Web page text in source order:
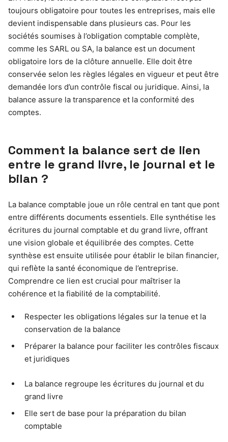
toujours obligatoire pour toutes les entreprises, mais elle
devient indispensable dans plusieurs cas. Pour les
sociétés soumises à l’obligation comptable complète,
comme les SARL ou SA, la balance est un document
obligatoire lors de la clôture annuelle. Elle doit être
conservée selon les règles légales en vigueur et peut être
demandée lors d’un contrôle fiscal ou juridique. Ainsi, la
balance assure la transparence et la conformité des
comptes.
Comment la balance sert de lien
entre le grand livre, le journal et le
bilan ?
La balance comptable joue un rôle central en tant que pont
entre différents documents essentiels. Elle synthétise les
écritures du journal comptable et du grand livre, offrant
une vision globale et équilibrée des comptes. Cette
synthèse est ensuite utilisée pour établir le bilan financier,
qui reflète la santé économique de l’entreprise.
Comprendre ce lien est crucial pour maîtriser la
cohérence et la fiabilité de la comptabilité.
Respecter les obligations légales sur la tenue et la
conservation de la balance
Préparer la balance pour faciliter les contrôles fiscaux
et juridiques
La balance regroupe les écritures du journal et du
grand livre
Elle sert de base pour la préparation du bilan
comptable